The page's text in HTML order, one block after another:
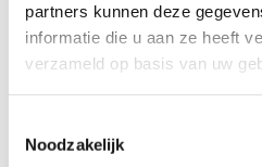
partners kunnen deze
informatie die u aan ze heeft
verzameld op basis van uw
Noodzakelijk